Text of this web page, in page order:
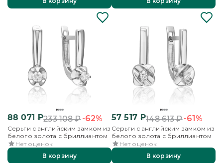
88 071 ₽233 108₽-62%
Серьги с английским замком из
белого золота с бриллиантом
Нет оценок
В корзину
57 517₽148 613₽-61%
Серьги с английским замком из
белого золота с бриллиантом
Нет оценок
В корзину